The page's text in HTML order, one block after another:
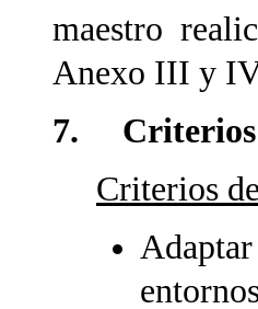
maestro
Anexo III y
7. Criterios
Criterios